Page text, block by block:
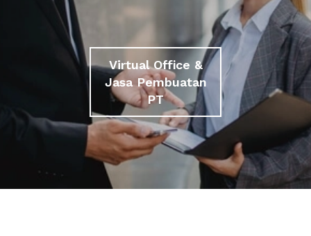
Virtual Office &
Jasa Pembuatan
PT